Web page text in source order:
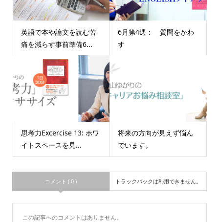
英語で本や論文を読む苦
痛を減らす事前準備6...
6月第4週： 質問をかわ
す
思考力Excercise 13: ホワ
イトスペースを見...
将来の方向が見えず悩ん
でいます。
コメント ( 0 ) トラックバックは利用できません。
この記事へのコメントはありません。